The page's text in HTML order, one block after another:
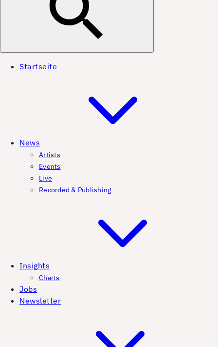
Startseite
News
Artists
Events
Live
Recorded & Publishing
Insights
Charts
Jobs
Newsletter